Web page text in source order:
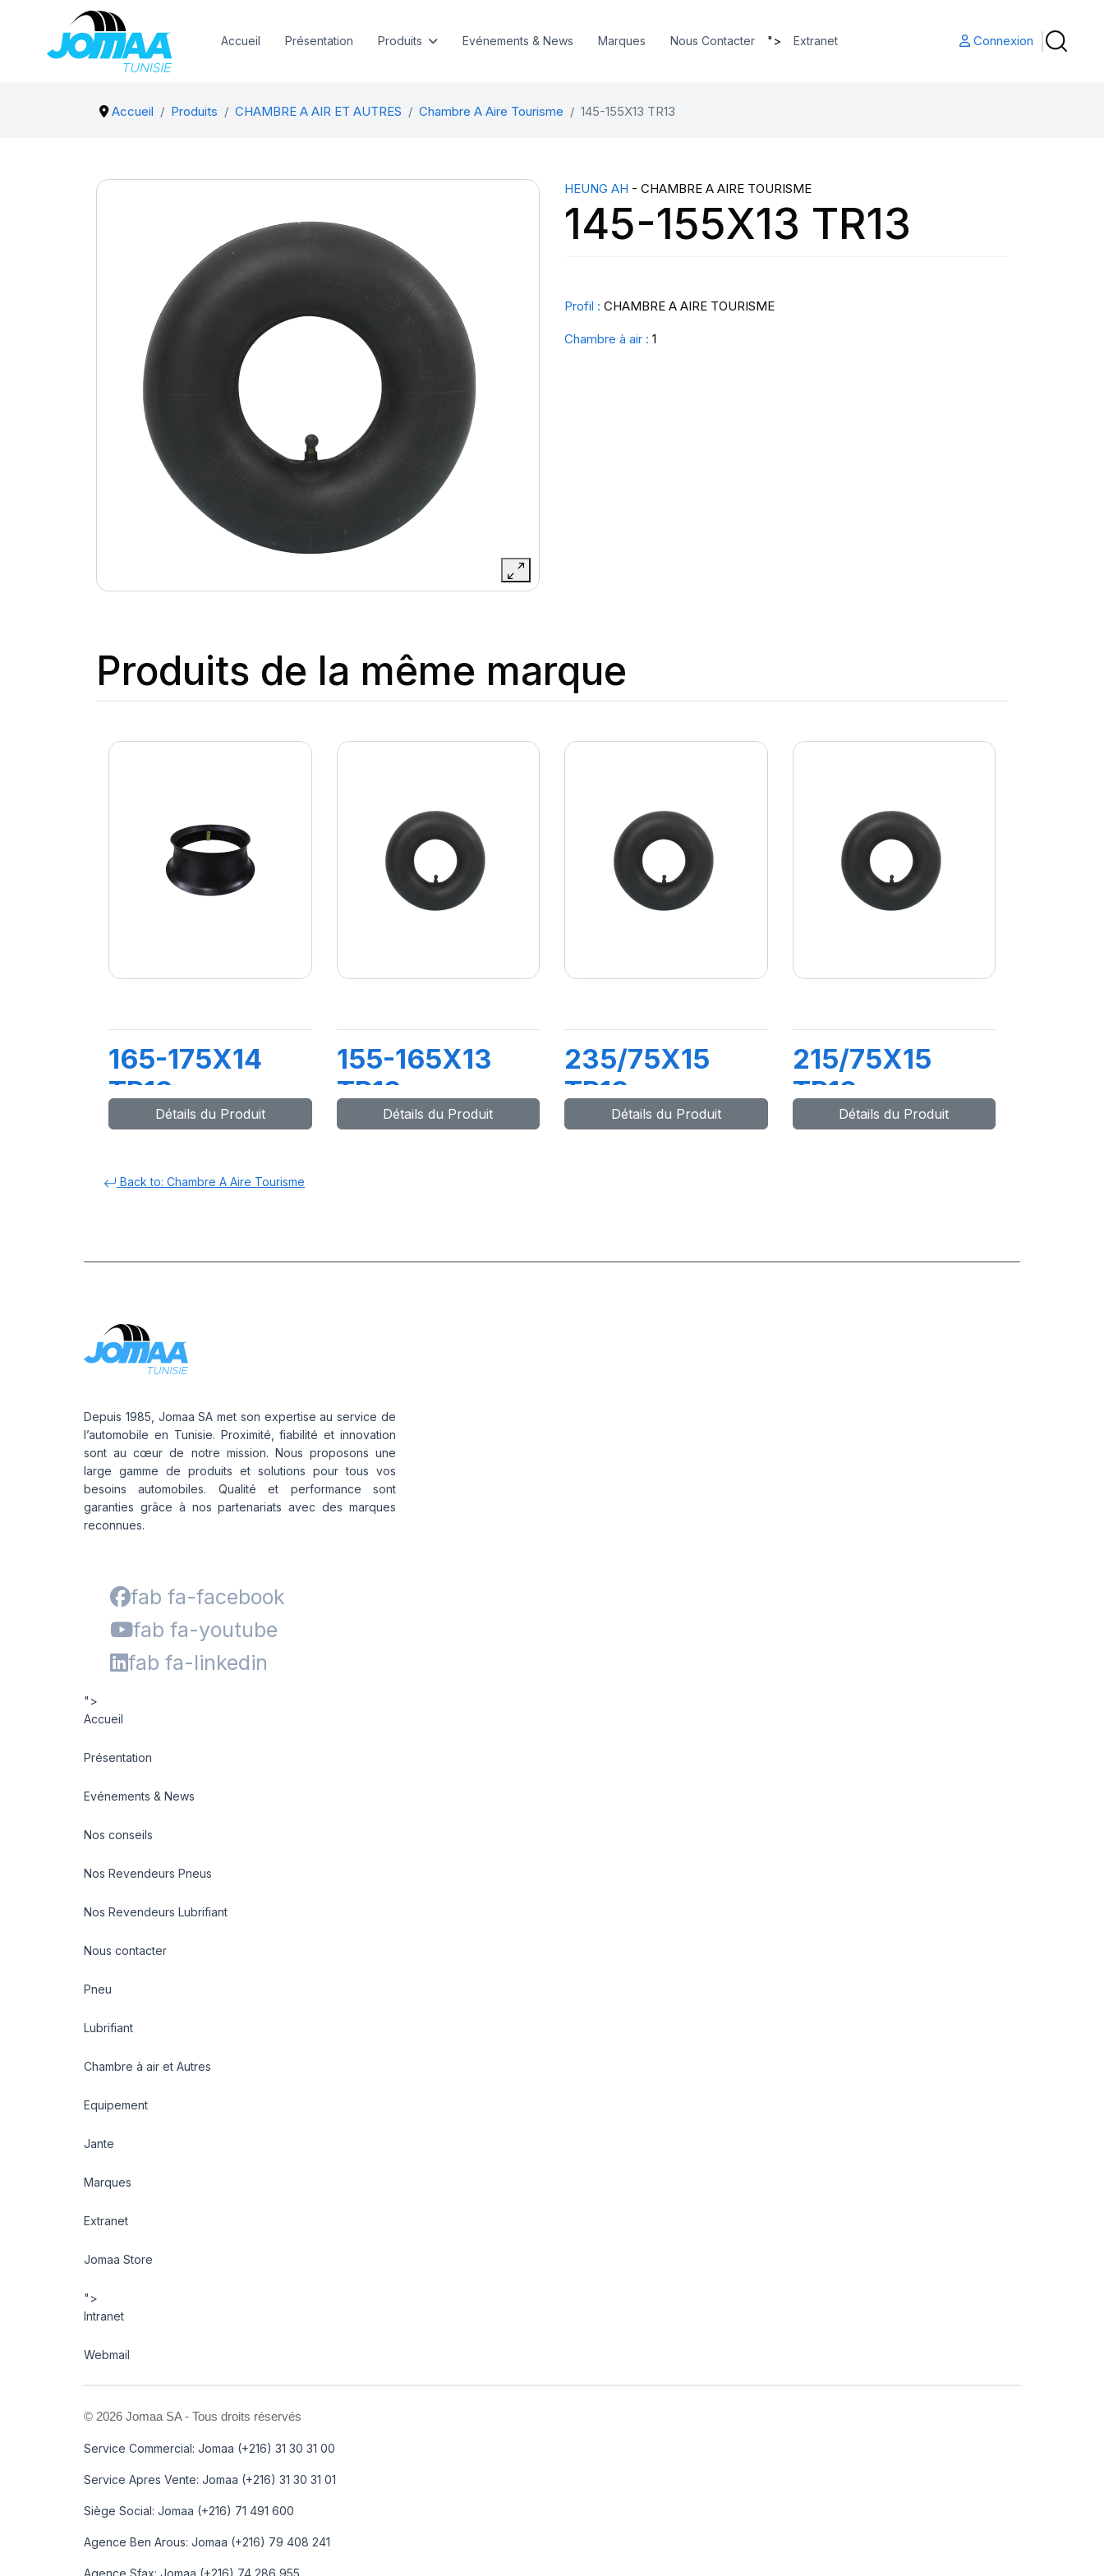
Accueil Présentation Produits Evénements & News Marques Nous Contacter "> Extranet Connexion
Accueil Produits CHAMBRE A AIR ET AUTRES Chambre A Aire Tourisme 145-155X13 TR13
HEUNG AH - CHAMBRE A AIRE TOURISME
145-155X13 TR13
Profil : CHAMBRE A AIRE TOURISME
Chambre à air : 1
Produits de la même marque
165-175X14
TR13
Détails du Produit
155-165X13
TR13
Détails du Produit
235/75X15
TR13
Détails du Produit
215/75X15
TR13
Détails du Produit
Back to: Chambre A Aire Tourisme
Depuis 1985, Jomaa SA met son expertise au service de
l’automobile en Tunisie. Proximité, fiabilité et innovation
sont au cœur de notre mission. Nous proposons une
large gamme de produits et solutions pour tous vos
besoins automobiles. Qualité et performance sont
garanties grâce à nos partenariats avec des marques
reconnues.
fab fa-facebook
fab fa-youtube
fab fa-linkedin
">
Accueil
Présentation
Evénements & News
Nos conseils
Nos Revendeurs Pneus
Nos Revendeurs Lubrifiant
Nous contacter
Pneu
Lubrifiant
Chambre à air et Autres
Equipement
Jante
Marques
Extranet
Jomaa Store
">
Intranet
Webmail
© 2026 Jomaa SA - Tous droits réservés
Service Commercial: Jomaa (+216) 31 30 31 00
Service Apres Vente: Jomaa (+216) 31 30 31 01
Siège Social: Jomaa (+216) 71 491 600
Agence Ben Arous: Jomaa (+216) 79 408 241
Agence Sfax: Jomaa (+216) 74 286 955